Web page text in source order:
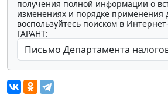
получения полной информации о
изменениях и порядке применения
воспользуйтесь поиском в
ГАРАНТ: